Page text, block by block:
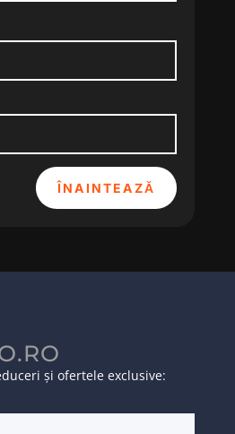
ÎNAINTEAZĂ
și ofertele exclusive: